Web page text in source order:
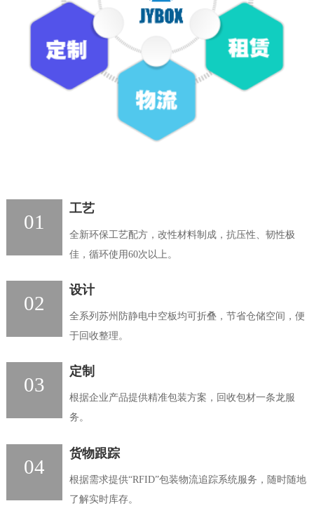
01
工艺
全新环保工艺配方，改性材料制成，抗压性、韧性极
佳，循环使用60次以上。
02
设计
全系列苏州防静电中空板均可折叠，节省仓储空间，便
于回收整理。
03
定制
根据企业产品提供精准包装方案，回收包材一条龙服
务。
04
货物跟踪
根据需求提供“RFID”包装物流追踪系统服务，随时随地
了解实时库存。